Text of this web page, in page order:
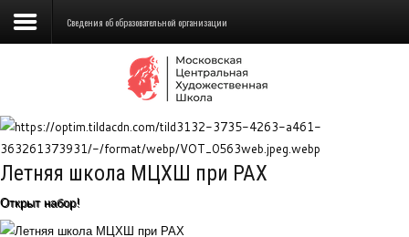
Сведения об образовательной
Школа
Детская Художественная школа
Сведения об образовательной организации
Летняя школа МЦХШ при РАХ
Открыт набор!